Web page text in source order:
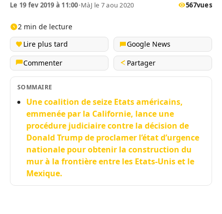
Le 19 fev 2019 à 11:00•MàJ le 7 aou 2020 567vues
2 min de lecture
Lire plus tard
Google News
Commenter
Partager
SOMMAIRE
Une coalition de seize Etats américains,
emmenée par la Californie, lance une
procédure judiciaire contre la décision de
Donald Trump de proclamer l’état d’urgence
nationale pour obtenir la construction du
mur à la frontière entre les Etats-Unis et le
Mexique.